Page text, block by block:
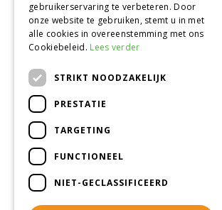
Onze locatie
Tuincentrum Alméérplant
Jac. P. Thijsseweg 4
pinterest
gebruikerservaring te verbeteren. Door
onze website te gebruiken, stemt u in met
alle cookies in overeenstemming met ons
Cookiebeleid. Lees verder
STRIKT NOODZAKELIJK
PRESTATIE
TARGETING
FUNCTIONEEL
NIET-GECLASSIFICEERD